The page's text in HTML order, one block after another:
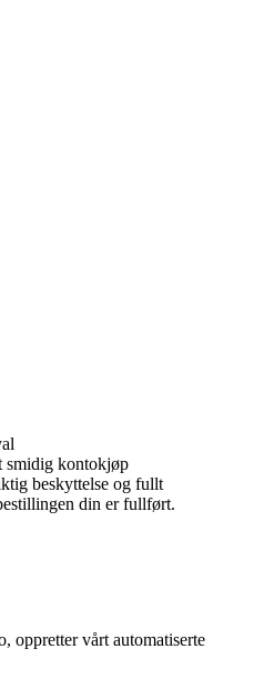
smidig kontokjøp
beskyttelse og fullt
din er fullført.
oppretter vårt automatiserte